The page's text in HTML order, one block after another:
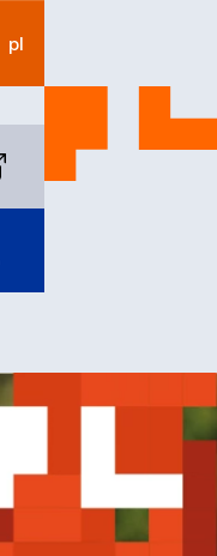
pl